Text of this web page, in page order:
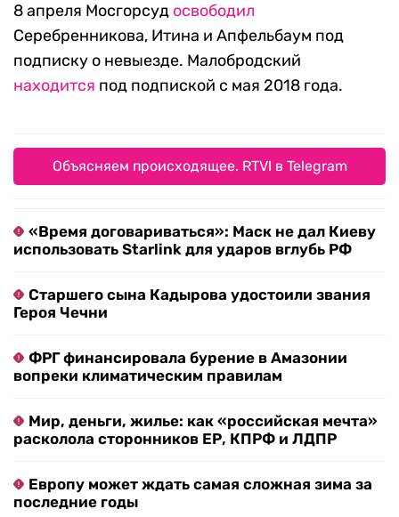
8 апреля Мосгорсуд освободил
Серебренникова, Итина и Апфельбаум под
подписку о невыезде. Малобродский
находится под подпиской с мая 2018 года.
Объясняем происходящее. RTVI в Telegram
«Время договариваться»: Маск не дал Киеву
использовать Starlink для ударов вглубь РФ
Старшего сына Кадырова удостоили звания
Героя Чечни
ФРГ финансировала бурение в Амазонии
вопреки климатическим правилам
Мир, деньги, жилье: как «российская мечта»
расколола сторонников ЕР, КПРФ и ЛДПР
Европу может ждать самая сложная зима за
последние годы